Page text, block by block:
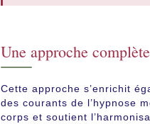
Une approche
Cette approche s’enrichit
des courants de l’hypnose
corps et soutient